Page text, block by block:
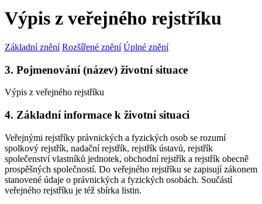
Výpis z veřejného rejstříku
Základní znění Rozšířené znění Úplné znění
3. Pojmenování (název) životní situace
Výpis z veřejného rejstříku
4. Základní informace k životní situaci
Veřejnými rejstříky právnických a fyzických osob se rozumí
spolkový rejstřík, nadační rejstřík, rejstřík ústavů, rejstřík
společenství vlastníků jednotek, obchodní rejstřík a rejstřík obecně
prospěšných společností. Do veřejného rejstříku se zapisují zákonem
stanovené údaje o právnických a fyzických osobách. Součástí
veřejného rejstříku je též sbírka listin.